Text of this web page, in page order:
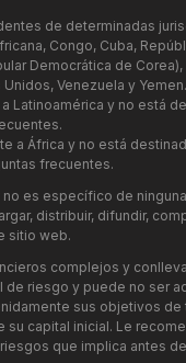
de determinadas
Congo, Cuba,
Democrática de
Venezuela y Yemen.
y no está
África y no está
frecuentes.
es específico de
distribuir, difundir,
sitio web.
complejos y
de riesgo y puede no ser
sus objetivos
capital inicial. Le
que implica antes